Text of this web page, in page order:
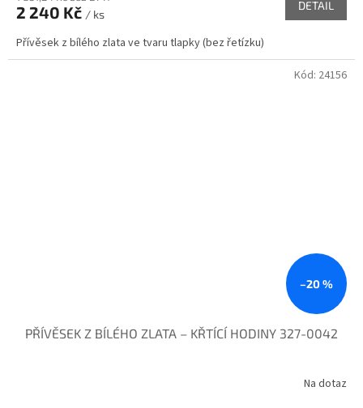
2 240 Kč / ks
DETAIL
Přívěsek z bílého zlata ve tvaru tlapky (bez řetízku)
–20 %
PŘÍVĚSEK Z BÍLÉHO ZLATA – KŘTÍCÍ HODINY 327-0042
Na dotaz
Kód: 24156